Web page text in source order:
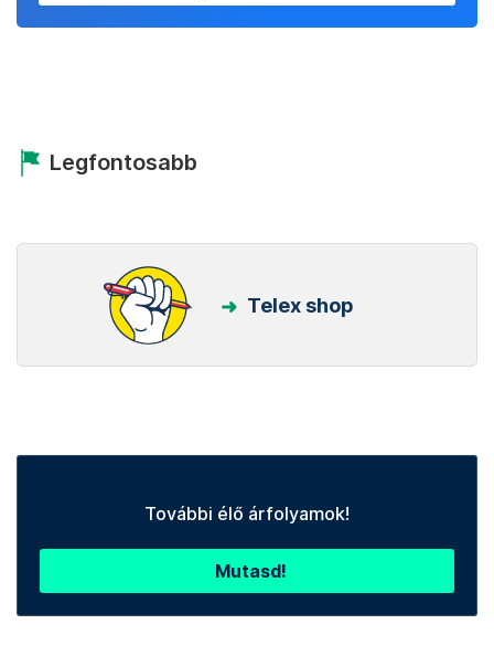
Legfontosabb
Telex shop
További élő árfolyamok!
Mutasd!